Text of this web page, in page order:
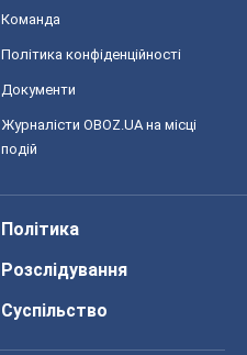
Команда
Політика конфіденційності
Документи
Журналісти OBOZ.UA на місці
подій
Політика
Розслідування
Суспільство